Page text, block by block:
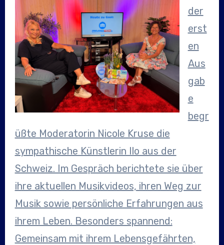
der
erst
en
Aus
gab
e
begr
üßte Moderatorin Nicole Kruse die
sympathische Künstlerin Ilo aus der
Schweiz. Im Gespräch berichtete sie über
ihre aktuellen Musikvideos, ihren Weg zur
Musik sowie persönliche Erfahrungen aus
ihrem Leben. Besonders spannend:
Gemeinsam mit ihrem Lebensgefährten,